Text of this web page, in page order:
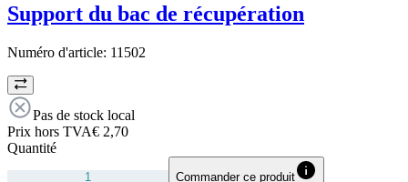
Support du bac de récupération
Numéro d'article: 11502
Pas de stock local
Prix hors TVA€ 2,70
Quantité
Commander ce produit